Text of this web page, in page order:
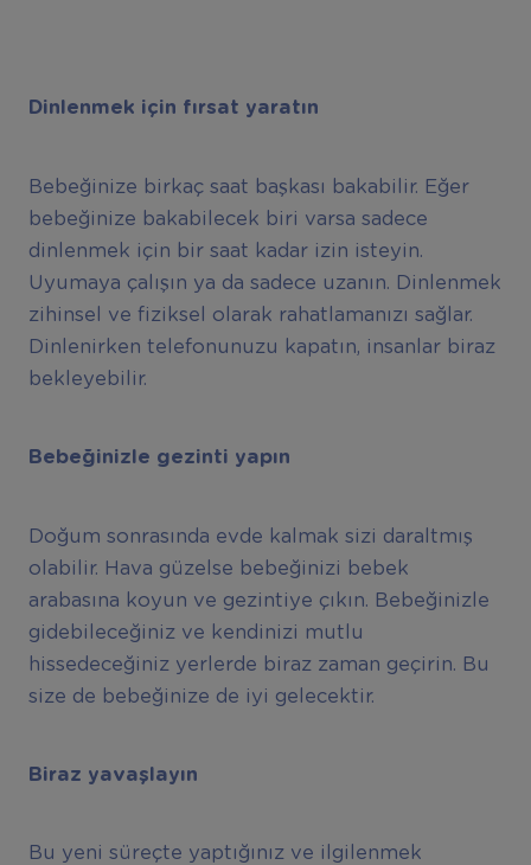
Dinlenmek için fırsat yaratın
Bebeğinize birkaç saat başkası bakabilir. Eğer
bebeğinize bakabilecek biri varsa sadece
dinlenmek için bir saat kadar izin isteyin.
Uyumaya çalışın ya da sadece uzanın. Dinlenmek
zihinsel ve fiziksel olarak rahatlamanızı sağlar.
Dinlenirken telefonunuzu kapatın, insanlar biraz
bekleyebilir.
Bebeğinizle gezinti yapın
Doğum sonrasında evde kalmak sizi daraltmış
olabilir. Hava güzelse bebeğinizi bebek
arabasına koyun ve gezintiye çıkın. Bebeğinizle
gidebileceğiniz ve kendinizi mutlu
hissedeceğiniz yerlerde biraz zaman geçirin. Bu
size de bebeğinize de iyi gelecektir.
Biraz yavaşlayın
Bu yeni süreçte yaptığınız ve ilgilenmek